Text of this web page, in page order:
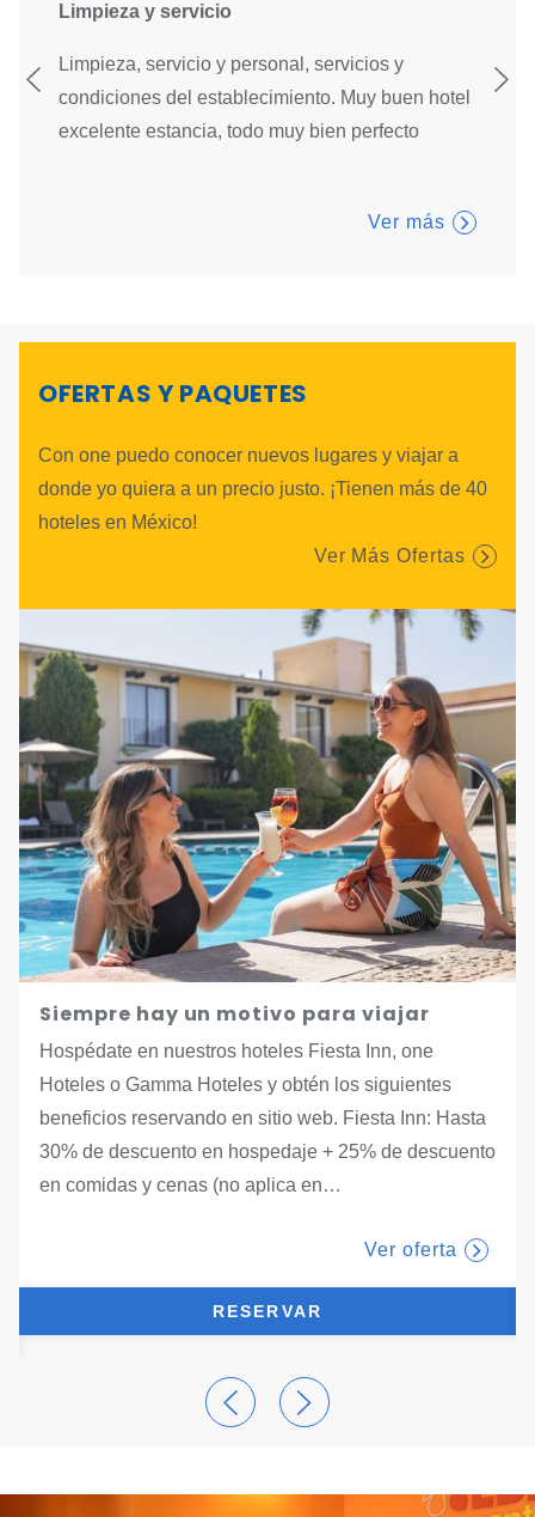
Limpieza y servicio
Limpieza, servicio y personal, servicios y
condiciones del establecimiento. Muy buen hotel
excelente estancia, todo muy bien perfecto
Ver más
OFERTAS Y PAQUETES
Con one puedo conocer nuevos lugares y viajar a
donde yo quiera a un precio justo. ¡Tienen más de 40
hoteles en México!
Ver Más Ofertas
Siempre hay un motivo para viajar
Hospédate en nuestros hoteles Fiesta Inn, one
Hoteles o Gamma Hoteles y obtén los siguientes
beneficios reservando en sitio web. Fiesta Inn: Hasta
30% de descuento en hospedaje + 25% de descuento
en comidas y cenas (no aplica en…
Ver oferta
RESERVAR